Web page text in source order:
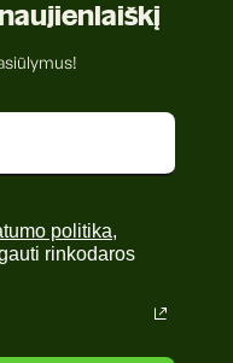
politika,
rinkodaros